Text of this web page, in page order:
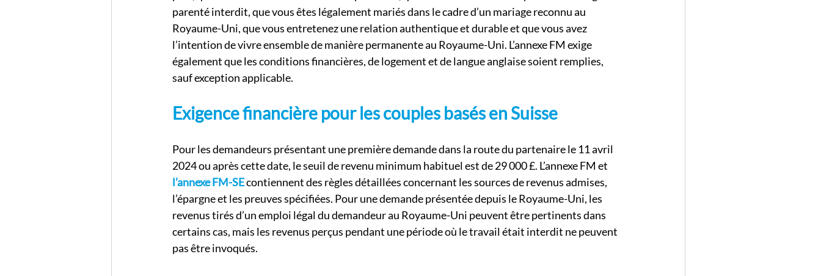
parenté interdit, que vous êtes légalement mariés dans le cadre d’un mariage reconnu au
Royaume-Uni, que vous entretenez une relation authentique et durable et que vous avez
l’intention de vivre ensemble de manière permanente au Royaume-Uni. L’annexe FM exige
également que les conditions financières, de logement et de langue anglaise soient remplies,
sauf exception applicable.
Exigence financière pour les couples basés en Suisse
Pour les demandeurs présentant une première demande dans la route du partenaire le 11 avril
2024 ou après cette date, le seuil de revenu minimum habituel est de 29 000 £. L’annexe FM et
l’annexe FM-SE contiennent des règles détaillées concernant les sources de revenus admises,
l’épargne et les preuves spécifiées. Pour une demande présentée depuis le Royaume-Uni, les
revenus tirés d’un emploi légal du demandeur au Royaume-Uni peuvent être pertinents dans
certains cas, mais les revenus perçus pendant une période où le travail était interdit ne peuvent
pas être invoqués.